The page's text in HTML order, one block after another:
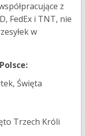
z
FedEx i TNT, nie
w
Święta
Trzech Króli